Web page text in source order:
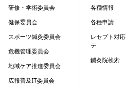
研修・学術委員会
健保委員会
スポーツ鍼灸委員会
危機管理委員会
地域ケア推進委員会
広報普及IT委員会
各種情報
各種申請
レセプト対
テ
鍼灸院検索